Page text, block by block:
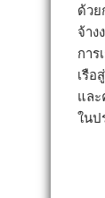
ด้วย
จ้า
การ
เรือ
และ
ในป